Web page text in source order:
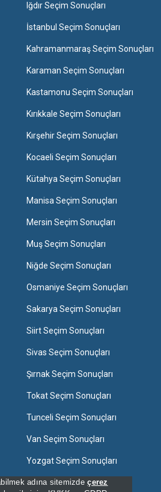
adına sitemizdeçerez
Iğdır Seçim Sonuçları
İstanbul Seçim Sonuçları
Kahramanmaraş Seçim Sonuçları
Karaman Seçim Sonuçları
Kastamonu Seçim Sonuçları
Kırıkkale Seçim Sonuçları
Kırşehir Seçim Sonuçları
Kocaeli Seçim Sonuçları
Kütahya Seçim Sonuçları
Manisa Seçim Sonuçları
Mersin Seçim Sonuçları
Muş Seçim Sonuçları
Niğde Seçim Sonuçları
Osmaniye Seçim Sonuçları
Sakarya Seçim Sonuçları
Siirt Seçim Sonuçları
Sivas Seçim Sonuçları
Şırnak Seçim Sonuçları
Tokat Seçim Sonuçları
Tunceli Seçim Sonuçları
Van Seçim Sonuçları
Yozgat Seçim Sonuçları